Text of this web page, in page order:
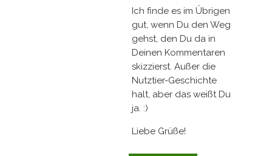
Ich finde es im Übrigen
gut, wenn Du den Weg
gehst, den Du da in
Deinen Kommentaren
skizzierst. Außer die
Nutztier-Geschichte
halt, aber das weißt Du
ja. :)
Liebe Grüße!